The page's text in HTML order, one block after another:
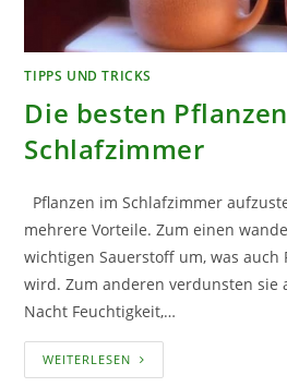
TIPPS UND TRICKS
Die besten
Schlafzimmer
Pflanzen im Schlafzimmer
mehrere Vorteile. Zum einen
wichtigen Sauerstoff um, was auch
wird. Zum anderen verdunsten sie
Nacht Feuchtigkeit,…
WEITERLESEN DIE
BESTEN